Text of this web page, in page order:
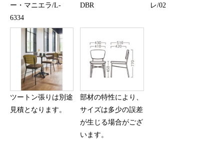
ー・マニエラ/L-
6334
DBR
レ/02
ツートン張りは別途
見積となります。
部材の特性により、
サイズは多少の誤差
が生じる場合がござ
います。